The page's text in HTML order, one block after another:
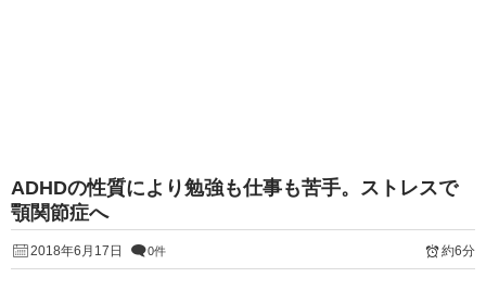
ADHDの性質により勉強も仕事も苦手。ストレスで
顎関節症へ
2018年6月17日 0件 約6分